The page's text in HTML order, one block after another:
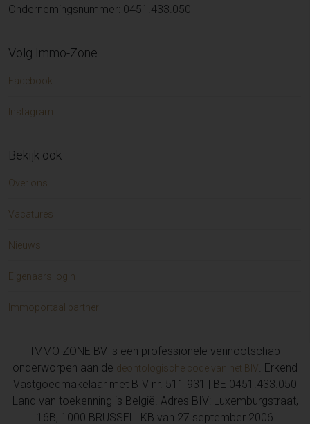
Ondernemingsnummer: 0451.433.050
Volg Immo-Zone
Facebook
Instagram
Bekijk ook
Over ons
Vacatures
Nieuws
Eigenaars login
Immoportaal partner
IMMO ZONE BV is een professionele vennootschap
onderworpen aan de deontologische code van het BIV
. Erkend
Vastgoedmakelaar met BIV nr. 511 931 | BE 0451.433.050
Land van toekenning is België. Adres BIV: Luxemburgstraat,
16B, 1000 BRUSSEL. KB van 27 september 2006